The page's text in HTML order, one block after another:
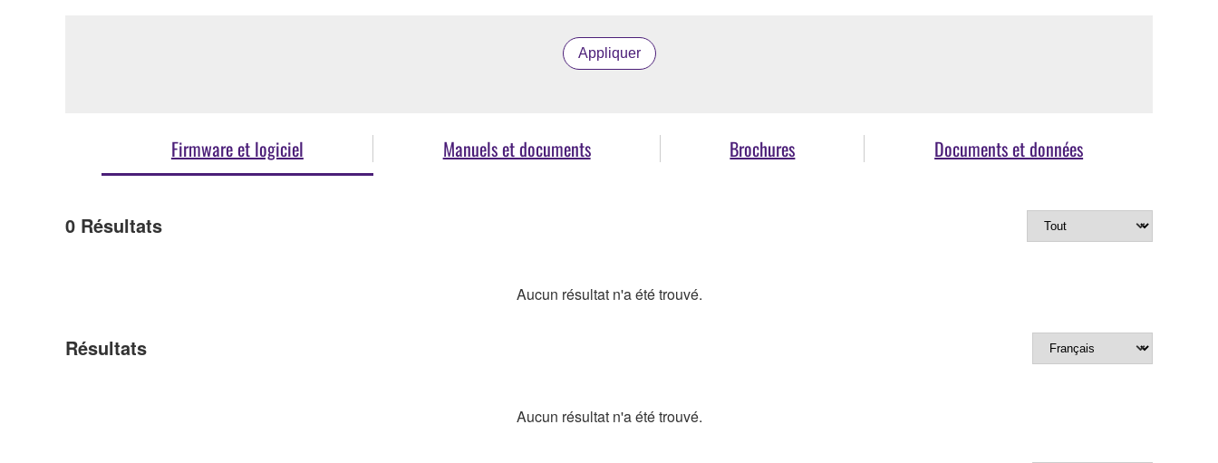
Appliquer
Firmware et logiciel Manuels et documents Brochures Documents et données
0 Résultats
Aucun résultat n'a été trouvé.
Résultats
Aucun résultat n'a été trouvé.